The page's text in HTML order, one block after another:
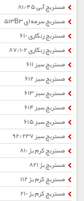
مستربچ آبی 81/45
مستربچ سرمه ای 513B3
مستربچ زنگاری 610
مستربچ زنگاری 87/102
مستربچ سبز 611
مستربچ سبز 612
مستربچ سبز 613
مستربچ سبز 614
مستربچ سبز 615
مستربچ سبز 92/237
مستربچ کرم بژ 810
مستربچ بژ 821
مستربچ کرم بژ 112
مستربچ کرم بژ 210